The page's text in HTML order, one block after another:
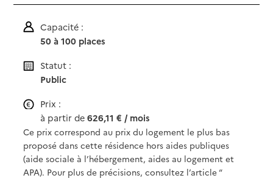
Capacité :
50 à 100 places
Statut :
Public
Prix :
à partir de626,11 € / mois
Ce prix correspond au prix du logement le plus bas
proposé dans cette résidence hors aides publiques
(aide sociale à l’hébergement, aides au logement et
APA). Pour plus de précisions, consultez l’article “